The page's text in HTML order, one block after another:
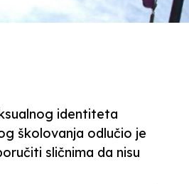
identiteta
školovanja odlučio je
sličnima da nisu